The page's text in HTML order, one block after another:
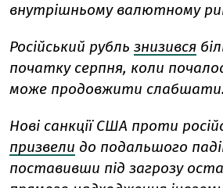
внутрішньому валютному
Російський рубль знизився
початку серпня, коли
може продовжити слабшати.
Нові санкції США проти
призвели до подальшого
поставивши під загрозу